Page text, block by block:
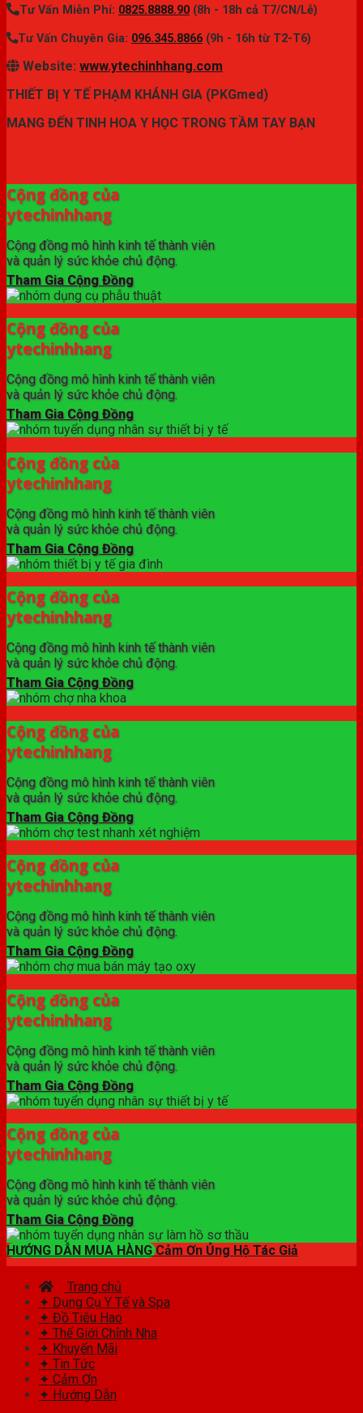
Tư Vấn Miễn Phí: 0825.8888.90 (8h - 18h cả T7/CN/Lễ)
Tư Vấn Chuyên Gia: 096.345.8866 (9h - 16h từ T2-T6)
Website: www.ytechinhhang.com
THIẾT BỊ Y TẾ PHẠM KHÁNH GIA (PKGmed)
MANG ĐẾN TINH HOA Y HỌC TRONG TẦM TAY BẠN
Cộng đồng của
ytechinhhang
Cộng đồng mô hình kinh tế thành viên
và quản lý sức khỏe chủ động.
Tham Gia Cộng Đồng
Cộng đồng của
ytechinhhang
Cộng đồng mô hình kinh tế thành viên
và quản lý sức khỏe chủ động.
Tham Gia Cộng Đồng
Cộng đồng của
ytechinhhang
Cộng đồng mô hình kinh tế thành viên
và quản lý sức khỏe chủ động.
Tham Gia Cộng Đồng
Cộng đồng của
ytechinhhang
Cộng đồng mô hình kinh tế thành viên
và quản lý sức khỏe chủ động.
Tham Gia Cộng Đồng
Cộng đồng của
ytechinhhang
Cộng đồng mô hình kinh tế thành viên
và quản lý sức khỏe chủ động.
Tham Gia Cộng Đồng
Cộng đồng của
ytechinhhang
Cộng đồng mô hình kinh tế thành viên
và quản lý sức khỏe chủ động.
Tham Gia Cộng Đồng
Cộng đồng của
ytechinhhang
Cộng đồng mô hình kinh tế thành viên
và quản lý sức khỏe chủ động.
Tham Gia Cộng Đồng
Cộng đồng của
ytechinhhang
Cộng đồng mô hình kinh tế thành viên
và quản lý sức khỏe chủ động.
Tham Gia Cộng Đồng
HƯỚNG DẪN MUA HÀNG Cảm Ơn Ủng Hộ Tác Giả
Trang chủ
✦ Dụng Cụ Y Tế và Spa
✦ Đồ Tiêu Hao
✦ Thế Giới Chỉnh Nha
✦ Khuyến Mãi
✦ Tin Tức
✦ Cảm Ơn
✦ Hướng Dẫn